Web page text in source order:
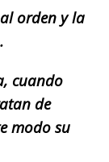
orden y la
cuando
de
modo su